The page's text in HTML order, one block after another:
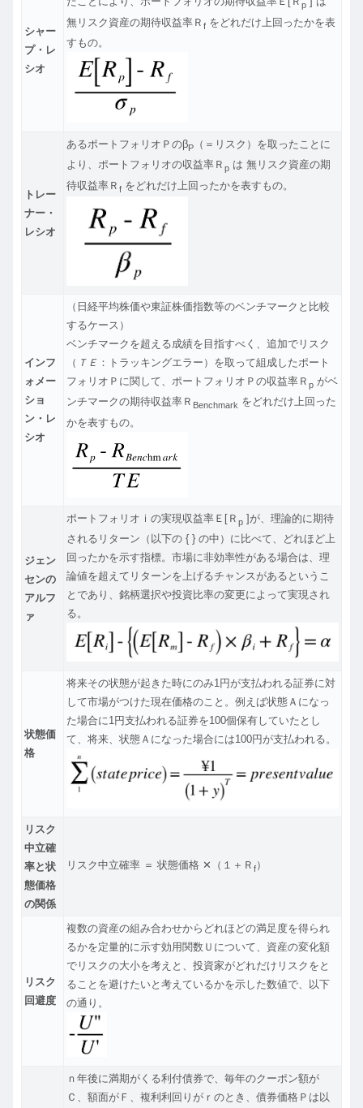
シャー
プ・レ
シオ
p
無リスク資産の期待収益率Ｒ f をどれだけ上回ったかを表
すもの。
トレー
ナー・
レシオ
あるポートフォリオＰのβP
（＝リスク）を取ったことに
より、ポートフォリオの収益率Ｒ p は 無リスク資産の期
待収益率Ｒ f をどれだけ上回ったかを表すもの。
インフ
ォメー
ショ
ン・レ
シオ
（日経平均株価や東証株価指数等のベンチマークと比較
するケース）
ベンチマークを超える成績を目指すべく、追加でリスク
（ ＴＥ ：トラッキングエラー）を取って組成したポート
フォリオＰに関して、ポートフォリオＰの収益率Ｒ p がベ
ンチマークの期待収益率Ｒ Benchmark をどれだけ上回った
かを表すもの。
ジェン
センの
アルフ
ァ
ポートフォリオｉの実現収益率Ｅ[Ｒ p ]が、理論的に期待
されるリターン（以下の { } の中）に比べて、どれほど上
回ったかを示す指標。市場に非効率性がある場合は、理
論値を超えてリターンを上げるチャンスがあるというこ
とであり、銘柄選択や投資比率の変更によって実現され
る。
状態価
格
将来その状態が起きた時にのみ1円が支払われる証券に対
して市場がつけた現在価格のこと。例えば状態Ａになっ
た場合に1円支払われる証券を100個保有していたとし
て、将来、状態Ａになった場合には100円が支払われる。
リスク
中立確
率と状
態価格
の関係
リスク中立確率 ＝ 状態価格 ✕（１＋Ｒ f）
リスク
回避度
複数の資産の組み合わせからどれほどの満足度を得られ
るかを定量的に示す効用関数Ｕについて、資産の変化額
でリスクの大小を考えと、投資家がどれだけリスクをと
ることを避けたいと考えているかを示した数値で、以下
の通り。
ｎ年後に満期がくる利付債券で、毎年のクーポン額が
Ｃ、額面がＦ、複利利回りがｒのとき、債券価格Ｐは以